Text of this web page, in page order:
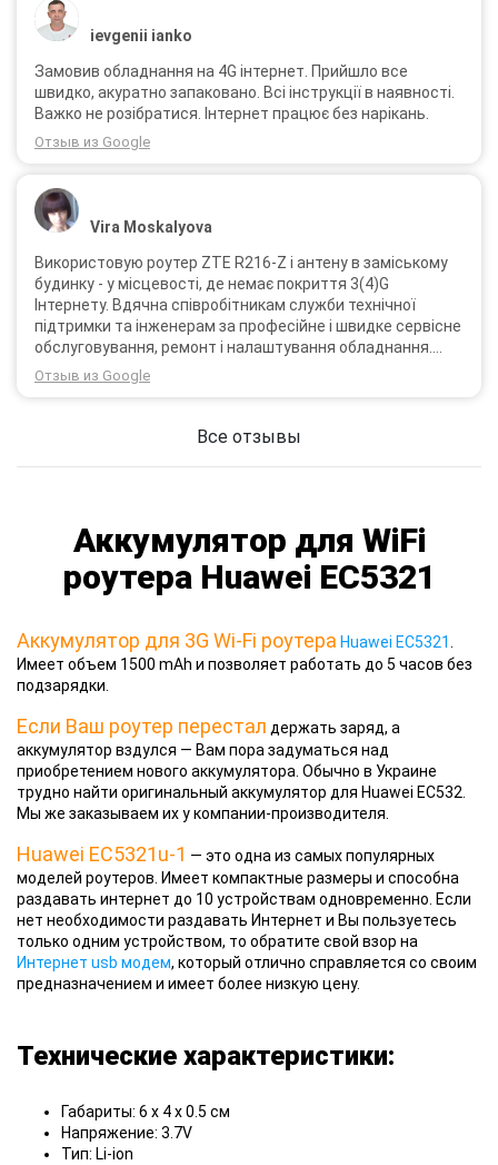
ievgenii ianko
Замовив обладнання на 4G інтернет. Прийшло все
швидко, акуратно запаковано. Всі інструкції в наявності.
Важко не розібратися. Інтернет працює без нарікань.
Отзыв из Google
Vira Moskalyova
Використовую роутер ZTE R216-Z і антену в заміському
будинку - у місцевості, де немає покриття 3(4)G
Інтернету. Вдячна співробітникам служби технічної
підтримки та інженерам за професійне і швидке сервісне
обслуговування, ремонт і налаштування обладнання.
Через 3 роки після покупки я не шкодую про прийняте
тоді рішення придбати обладнання в компанії 3G star
Отзыв из Google
Все отзывы
Аккумулятор для WiFi
роутера Huawei EC5321
Аккумулятор для 3G Wi-Fi роутера Huawei EC5321
Имеет объем 1500 mAh и позволяет работать до 5 часов без
подзарядки.
Если Ваш роутер перестал держать заряд, а
аккумулятор вздулся — Вам пора задуматься над
приобретением нового аккумулятора. Обычно в Украине
трудно найти оригинальный аккумулятор для Huawei EC532.
Мы же заказываем их у компании-производителя.
Huawei EC5321u-1 — это одна из самых популярных
моделей роутеров. Имеет компактные размеры и способна
раздавать интернет до 10 устройствам одновременно. Если
нет необходимости раздавать Интернет и Вы пользуетесь
только одним устройством, то обратите свой взор на
Интернет usb модем, который отлично справляется со своим
предназначением и имеет более низкую цену.
Технические характеристики:
Габариты: 6 x 4 x 0.5 см
Напряжение: 3.7V
Тип: Li-ion